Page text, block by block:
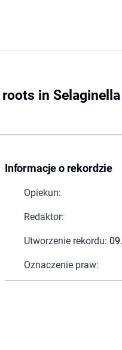
in
Informacje o rekordzie
Opiekun:
Redaktor:
Utworzenie rekordu:
Oznaczenie praw: